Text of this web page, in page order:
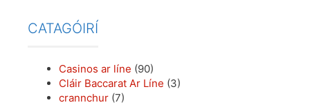
CATAGÓIRÍ
Casinos ar líne (90)
Cláir Baccarat Ar Líne (3)
crannchur (7)